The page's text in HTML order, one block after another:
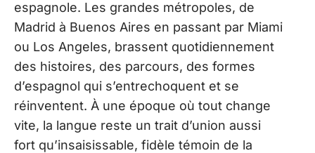
espagnole. Les grandes métropoles, de
Madrid à Buenos Aires en passant par Miami
ou Los Angeles, brassent quotidiennement
des histoires, des parcours, des formes
d’espagnol qui s’entrechoquent et se
réinventent. À une époque où tout change
vite, la langue reste un trait d’union aussi
fort qu’insaisissable, fidèle témoin de la